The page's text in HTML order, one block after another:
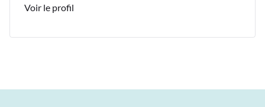
Voir le profil